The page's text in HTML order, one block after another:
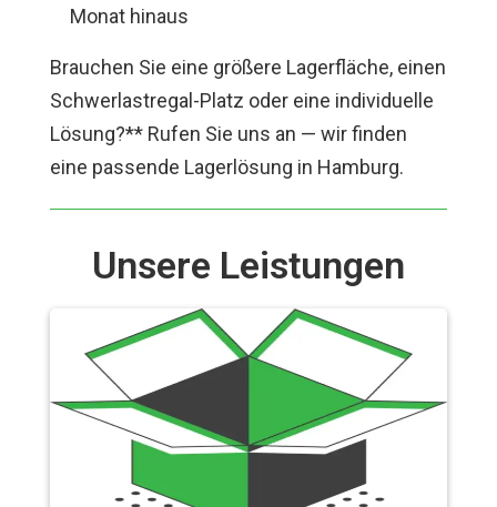
Monat hinaus
Brauchen Sie eine größere Lagerfläche, einen
Schwerlastregal-Platz oder eine individuelle
Lösung?** Rufen Sie uns an — wir finden
eine passende Lagerlösung in Hamburg.
Unsere Leistungen